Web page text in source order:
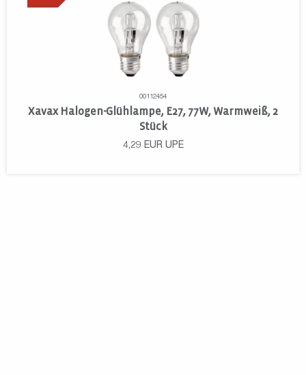
00112454
Xavax Halogen-Glühlampe, E27, 77W, Warmweiß, 2
Stück
4,29 EUR UPE